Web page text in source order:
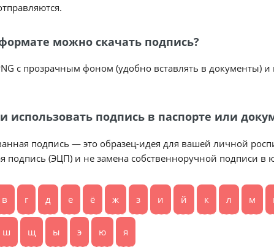
можно скачать подпись?
с прозрачным фоном (удобно вставлять в документы) и
использовать подпись в паспорте или
подпись — это образец-идея для вашей личной
подпись (ЭЦП) и не замена собственноручной подписи в
в г д е ё ж з и й к л м
ш щ ы э ю я